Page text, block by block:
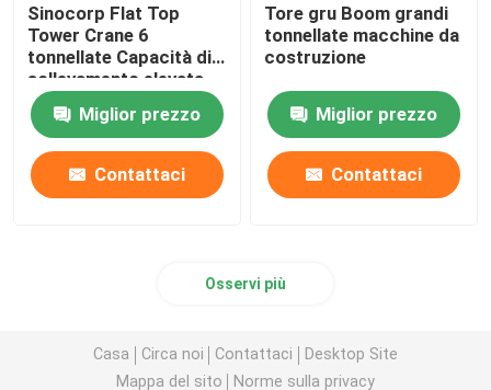
Sinocorp Flat Top
Tower Crane 6
tonnellate Capacità di
sollevamento elevata
Miglior prezzo
Contattaci
Tore gru Boom grandi
tonnellate macchine da
costruzione
Miglior prezzo
Contattaci
Osservi più
Casa Circa noi Contattaci
Desktop Site
Mappa del sito
Norme sulla privacy